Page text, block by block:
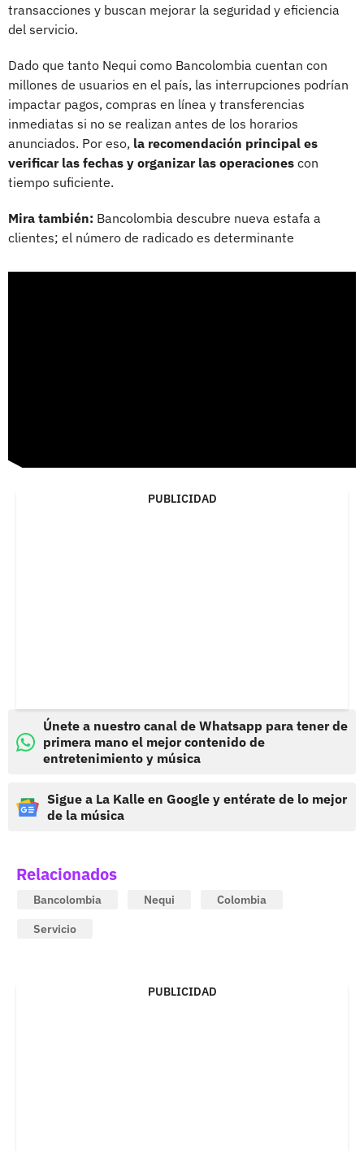
transacciones y buscan mejorar la seguridad y eficiencia
del servicio.
Dado que tanto Nequi como Bancolombia cuentan con
millones de usuarios en el país, las interrupciones podrían
impactar pagos, compras en línea y transferencias
inmediatas si no se realizan antes de los horarios
anunciados. Por eso, la recomendación principal es
verificar las fechas y organizar las operaciones con
tiempo suficiente.
Mira también: Bancolombia descubre nueva estafa a
clientes; el número de radicado es determinante
PUBLICIDAD
Únete a nuestro canal de Whatsapp para tener de
primera mano el mejor contenido de
entretenimiento y música
Sigue a La Kalle en Google y entérate de lo mejor
de la música
Relacionados
Bancolombia Nequi
Colombia
Servicio
PUBLICIDAD